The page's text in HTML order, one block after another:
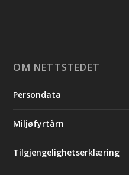
OM NETTSTEDET
Persondata
Miljøfyrtårn
Tilgjengelighetserklæring